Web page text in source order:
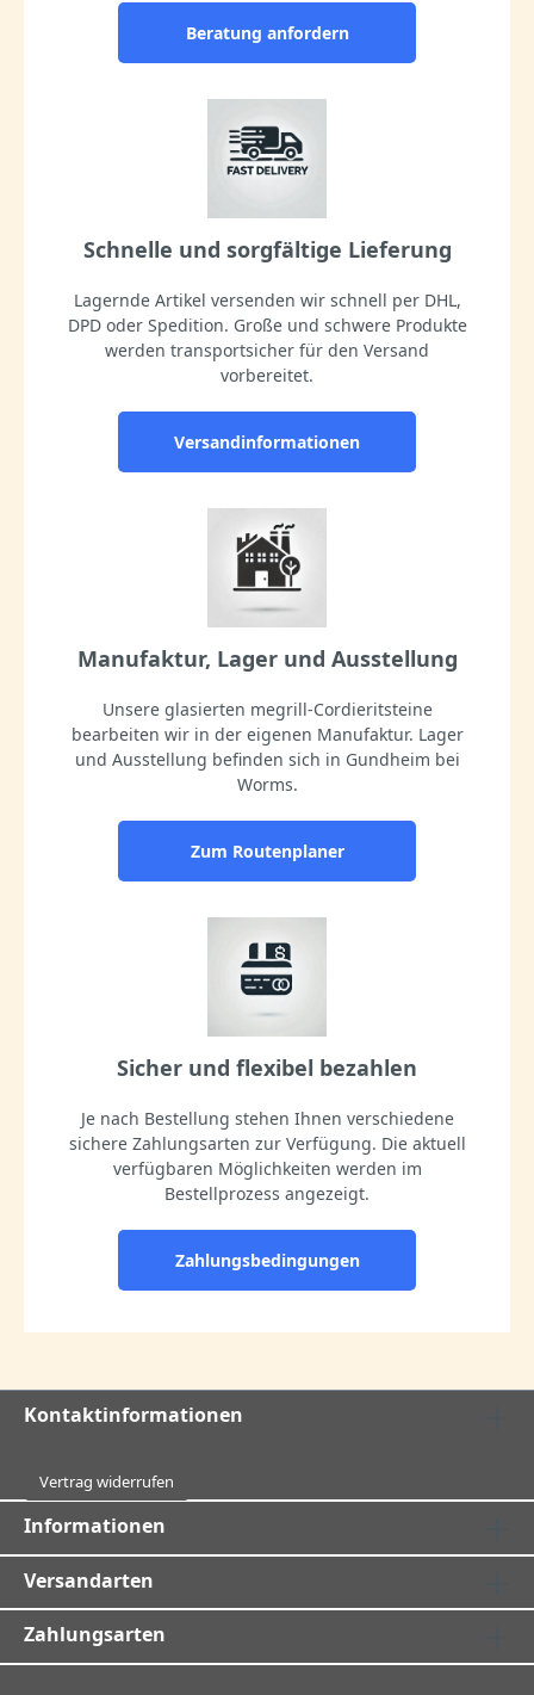
Beratung anfordern
Schnelle und sorgfältige Lieferung
Lagernde Artikel versenden wir schnell per DHL,
DPD oder Spedition. Große und schwere Produkte
werden transportsicher für den Versand
vorbereitet.
Versandinformationen
Manufaktur, Lager und Ausstellung
Unsere glasierten megrill-Cordieritsteine
bearbeiten wir in der eigenen Manufaktur. Lager
und Ausstellung befinden sich in Gundheim bei
Worms.
Zum Routenplaner
Sicher und flexibel bezahlen
Je nach Bestellung stehen Ihnen verschiedene
sichere Zahlungsarten zur Verfügung. Die aktuell
verfügbaren Möglichkeiten werden im
Bestellprozess angezeigt.
Zahlungsbedingungen
Kontaktinformationen
Vertrag widerrufen
Informationen
Versandarten
Zahlungsarten